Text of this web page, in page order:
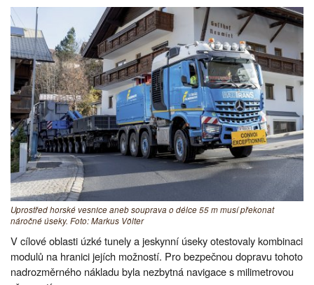
Uprostřed horské vesnice aneb souprava o délce 55 m musí překonat
náročné úseky. Foto: Markus Völter
V cílové oblasti úzké tunely a jeskynní úseky otestovaly kombinaci
modulů na hranici jejích možností. Pro bezpečnou dopravu tohoto
nadrozměrného nákladu byla nezbytná navigace s milimetrovou